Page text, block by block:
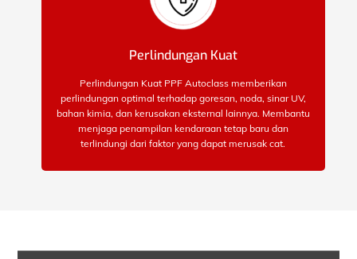
Perlindungan Kuat
Perlindungan Kuat PPF Autoclass memberikan
perlindungan optimal terhadap goresan, noda, sinar UV,
bahan kimia, dan kerusakan eksternal lainnya. Membantu
menjaga penampilan kendaraan tetap baru dan
terlindungi dari faktor yang dapat merusak cat.